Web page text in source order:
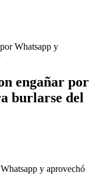
Whatsapp y
engañar por
burlarse del